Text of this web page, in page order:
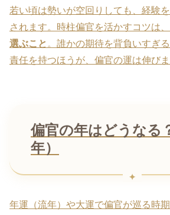
若い頃は勢いが空回りしても、経験
されます。時柱偏官を活かすコツは、
選ぶこと 。誰かの期待を背負いすぎ
責任を持つほうが、偏官の運は伸びま
偏官の年はどうなる
年）
年運（流年）や大運で偏官が巡る時